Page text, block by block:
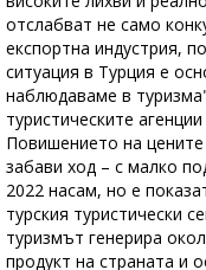
отслабват не само
експортна индустрия,
ситуация в Турция е
наблюдаваме в
туристическите
Повишението на цените
забави ход – с малко
2022 насам, но е
турския туристически
туризмът генерира
продукт на страната и